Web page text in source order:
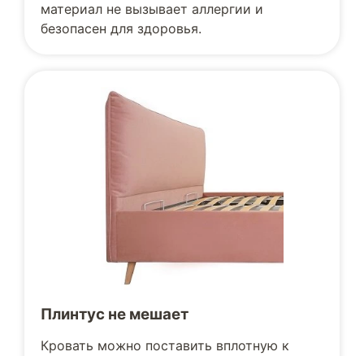
материал не вызывает аллергии и
безопасен для здоровья.
Плинтус не мешает
Кровать можно поставить вплотную к